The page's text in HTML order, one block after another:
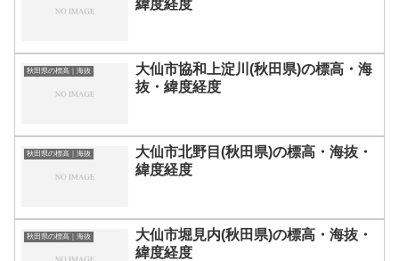
緯度経度
秋田県の標高｜海抜
大仙市協和上淀川(秋田県)の標高・海
抜・緯度経度
秋田県の標高｜海抜
大仙市北野目(秋田県)の標高・海抜・
緯度経度
秋田県の標高｜海抜
大仙市堀見内(秋田県)の標高・海抜・
緯度経度